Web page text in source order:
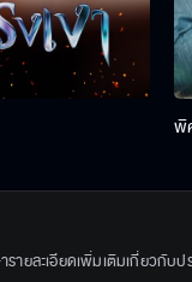
พิ
ละเอียดเพิ่มเติมเกี่ยวกับ